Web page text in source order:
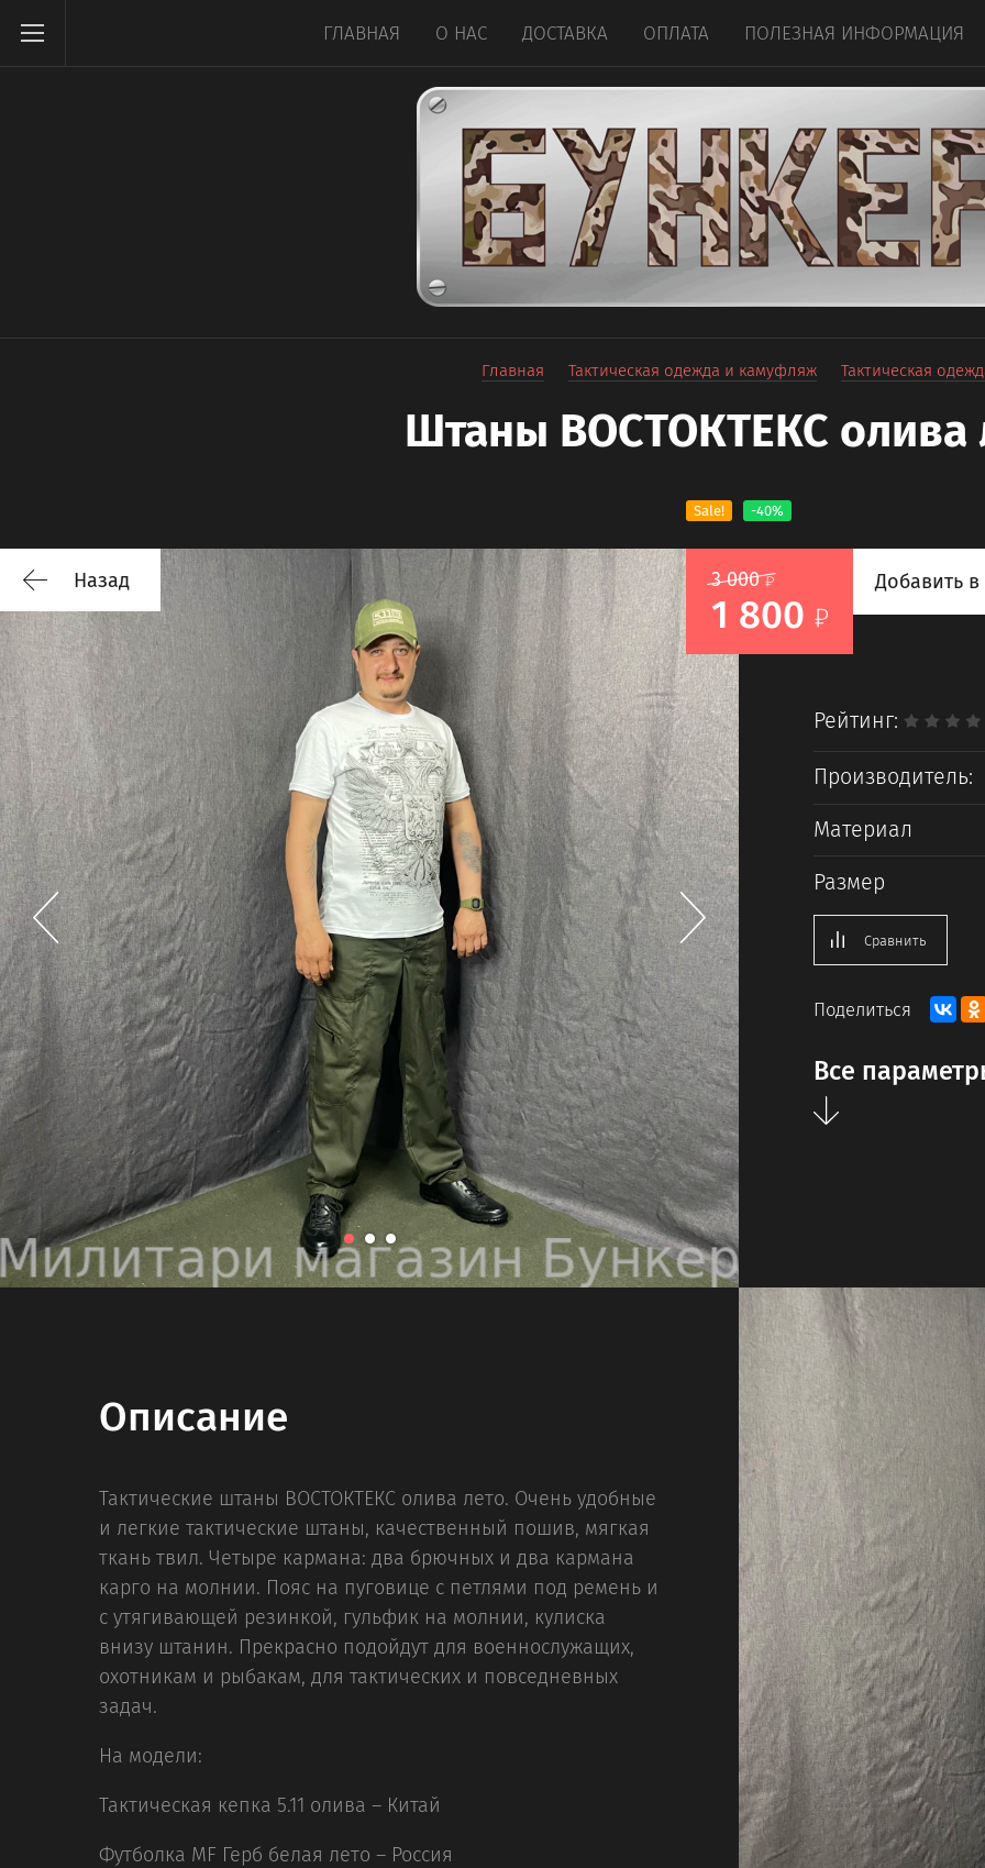
ГЛАВНАЯ О НАС ДОСТАВКА ОПЛАТА ПОЛЕЗНАЯ ИНФОРМАЦИЯ
Главная Тактическая одежда и камуфляж Тактическая
Штаны ВОСТОКТЕКС олива
Sale! -40%
Назад 3 000
1 800
Добавить
Рейтинг:
Производитель:
Материал
Размер
Сравнить
Поделиться
Все
Описание
Тактические штаны ВОСТОКТЕКС олива лето. Очень удобные
и легкие тактические штаны, качественный пошив, мягкая
ткань твил. Четыре кармана: два брючных и два кармана
карго на молнии. Пояс на пуговице с петлями под ремень и
с утягивающей резинкой, гульфик на молнии, кулиска
внизу штанин. Прекрасно подойдут для военнослужащих,
охотникам и рыбакам, для тактических и повседневных
задач.
На модели:
Тактическая кепка 5.11 олива – Китай
Футболка MF Герб белая лето – Россия